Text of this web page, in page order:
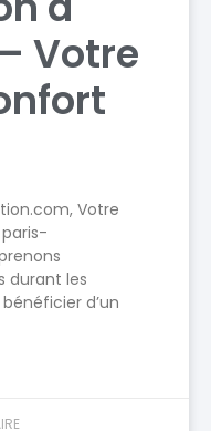
Votre
Votre
durant les
d’un